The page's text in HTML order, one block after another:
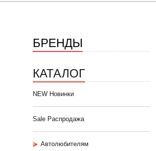
БРЕНДЫ
КАТАЛОГ
NEW Новинки
Sale Распродажа
Автолюбителям